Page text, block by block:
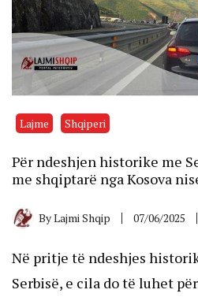
Lajme Shqiperi
Për ndeshjen historike me
me shqiptarë nga Kosova
ByLajmi Shqip 07/06/2025
Në pritje të ndeshjes
Serbisë, e cila do të luhet